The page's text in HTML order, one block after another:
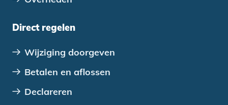
Direct regelen
Wijziging doorgeven
Betalen en aflossen
Declareren